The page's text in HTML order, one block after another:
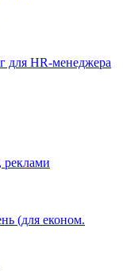
для HR-менеджера
реклами
(для економ.